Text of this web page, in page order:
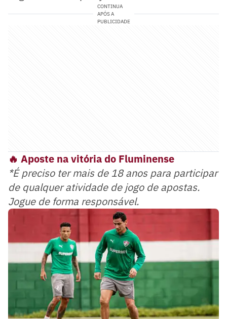
CONTINUA
APÓS A
PUBLICIDADE
🔥 Aposte na vitória do Fluminense
*É preciso ter mais de 18 anos para participar
de qualquer atividade de jogo de apostas.
Jogue de forma responsável.